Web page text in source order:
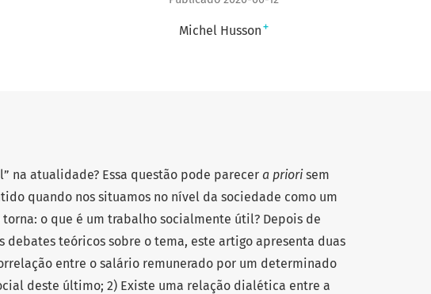
Michel Husson +
na atualidade? Essa questão pode parecer a priori sem
quando nos situamos no nível da sociedade como um
o que é um trabalho socialmente útil? Depois de
debates teóricos sobre o tema, este artigo apresenta duas
entre o salário remunerado por um determinado
deste último; 2) Existe uma relação dialética entre a